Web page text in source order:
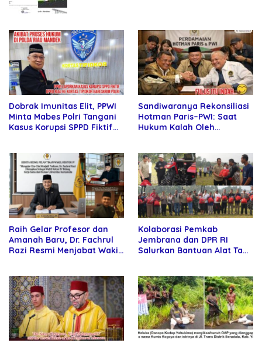
Dobrak Imunitas Elit, PPWI
Minta Mabes Polri Tangani
Kasus Korupsi SPPD Fiktif
Sandiwaranya Rekonsiliasi
Hotman Paris–PWI: Saat
Hukum Kalah Oleh
Raih Gelar Profesor dan
Amanah Baru, Dr. Fachrul
Razi Resmi Menjabat Wakil
Kolaborasi Pemkab
Jembrana dan DPR RI
Salurkan Bantuan Alat Tani